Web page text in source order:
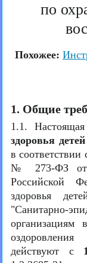
по
Похожее:
1. Общие
1.1.
здоровья
в
№ 273-ФЗ от
Российской
здоровья
"Санитарно-
организациям
действуют с